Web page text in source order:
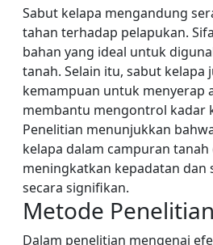
Sabut kelapa mengandung
tahan terhadap pelapukan.
bahan yang ideal untuk
tanah. Selain itu, sabut kelapa
kemampuan untuk menyerap
membantu mengontrol kadar
Penelitian menunjukkan
kelapa dalam campuran tanah
meningkatkan kepadatan dan
secara signifikan.
Metode Penelitian
Dalam penelitian mengenai